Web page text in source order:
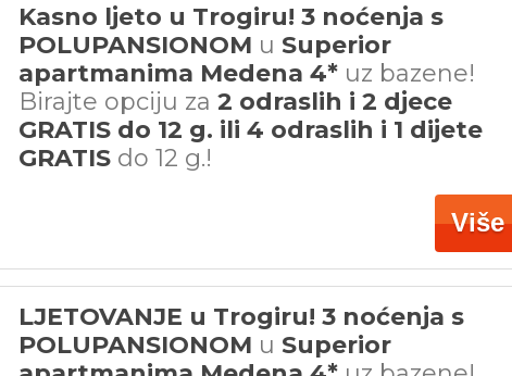
Kasno ljeto u Trogiru! 3 noćenja s
POLUPANSIONOM u Superior
apartmanima Medena 4* uz bazene!
Birajte opciju za 2 odraslih i 2 djece
GRATIS do 12 g. ili 4 odraslih i 1 dijete
GRATIS do 12 g.!
Više
LJETOVANJE u Trogiru! 3 noćenja s
POLUPANSIONOM u Superior